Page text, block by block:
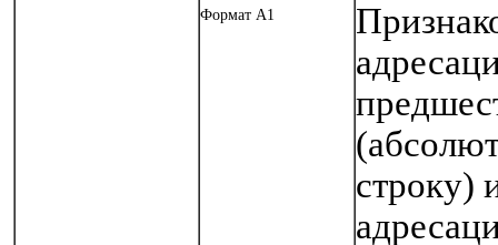
Формат А1
строку)